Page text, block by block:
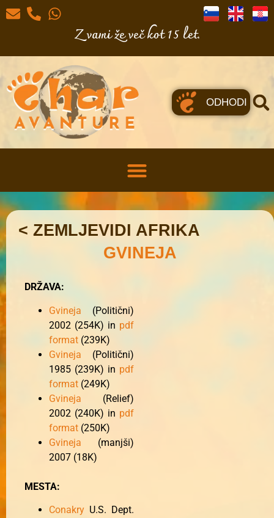
Z vami že več kot 15 let.
ODHODI
< ZEMLJEVIDI AFRIKA
GVINEJA
DRŽAVA:
Gvineja (Politični)
2002 (254K) in pdf
format (239K)
Gvineja (Politični)
1985 (239K) in pdf
format (249K)
Gvineja (Relief)
2002 (240K) in pdf
format (250K)
Gvineja (manjši)
2007 (18K)
MESTA:
Conakry U.S. Dept.